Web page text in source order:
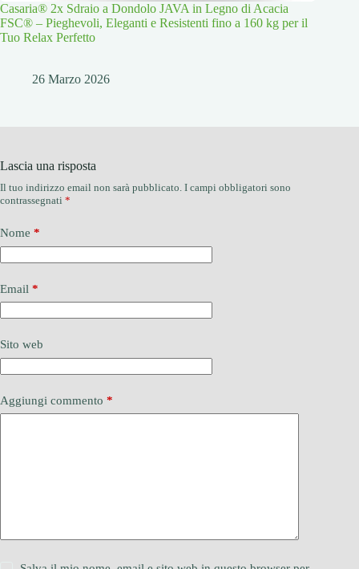
Casaria® 2x Sdraio a Dondolo JAVA in Legno di Acacia
FSC® – Pieghevoli, Eleganti e Resistenti fino a 160 kg per il
Tuo Relax Perfetto
26 Marzo 2026
Lascia una risposta
Il tuo indirizzo email non sarà pubblicato. I campi obbligatori sono
contrassegnati *
Nome *
Email *
Sito web
Aggiungi commento *